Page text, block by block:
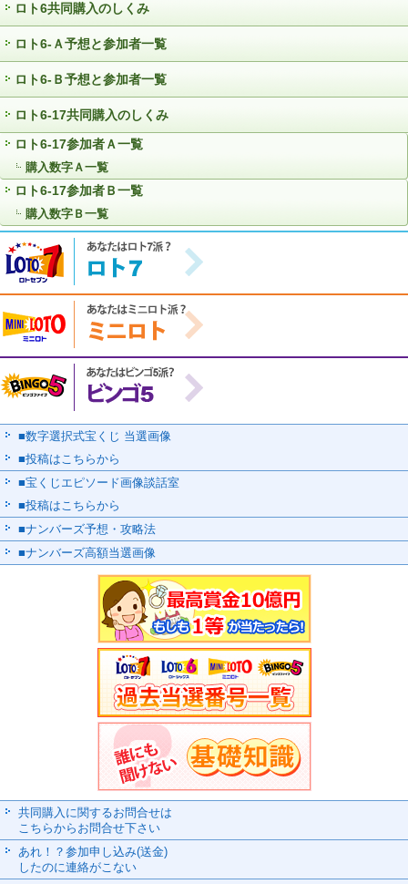
ロト6共同購入のしくみ
ロト6-Ａ予想と参加者一覧
ロト6-Ｂ予想と参加者一覧
ロト6-17共同購入のしくみ
ロト6-17参加者Ａ一覧
購入数字Ａ一覧
ロト6-17参加者Ｂ一覧
購入数字Ｂ一覧
■数字選択式宝くじ 当選画像
■投稿はこちらから
■宝くじエピソード画像談話室
■投稿はこちらから
■ナンバーズ予想・攻略法
■ナンバーズ高額当選画像
共同購入に関するお問合せは
こちらからお問合せ下さい
あれ！？参加申し込み(送金)
したのに連絡がこない